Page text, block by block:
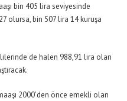
bin 405 lira seviyesinde
olursa, bin 507 lira 14 kuruşa
de halen 988,91 lira olan
2000’den önce emekli olan